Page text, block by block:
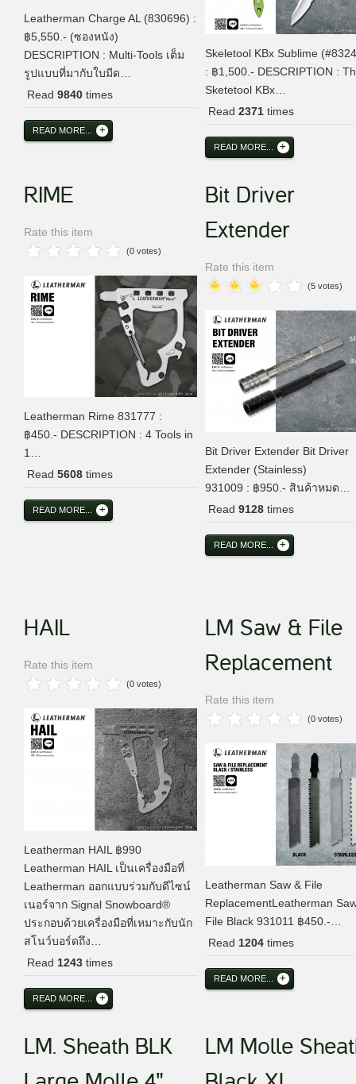
Leatherman Charge AL (830696) :
฿5,550.- (ซองหนัง)
DESCRIPTION : Multi-Tools เต็ม
รูปแบบที่มากับใบมีด…
Read 9840 times
READ MORE...
Skeletool KBx Sublime
: ฿1,500.- DESCRIPTION :
Sketetool KBx…
Read 2371times
READ MORE...
RIME
Rate this item
(0 votes)
Leatherman Rime 831777 :
฿450.- DESCRIPTION : 4 Tools in
1…
Read 5608 times
READ MORE...
Bit Driver
Extender
Rate this item
(5 votes)
Bit Driver Extender Bit Driver
Extender (Stainless)
931009 : ฿950.- สินค้าหมด…
Read 9128times
READ MORE...
HAIL
Rate this item
(0 votes)
Leatherman HAIL ฿990
Leatherman HAIL เป็นเครื่องมือที่
Leatherman ออกแบบร่วมกับดีไซน์
เนอร์จาก Signal Snowboard®
ประกอบด้วยเครื่องมือที่เหมาะกับนัก
สโนว์บอร์ดถึง…
Read 1243 times
READ MORE...
LM Saw & File
Replacement
Rate this item
(0 votes)
Leatherman Saw & File
ReplacementLeatherman
File Black 931011 ฿450.-…
Read 1204times
READ MORE...
LM. Sheath BLK
LM Molle